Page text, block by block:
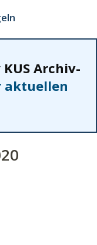
KUS Archiv-
aktuellen